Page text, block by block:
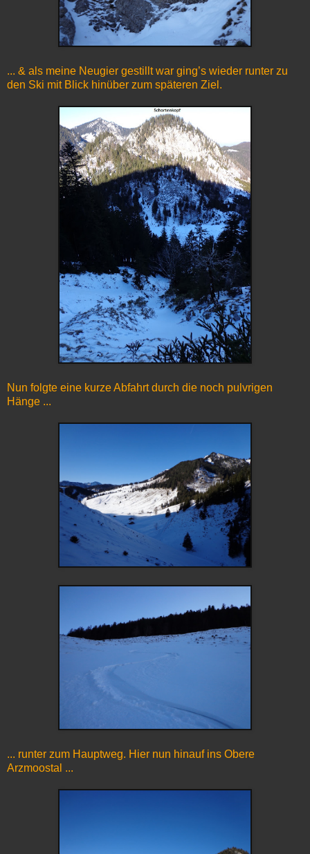
... & als meine Neugier gestillt war ging’s wieder runter zu
den Ski mit Blick hinüber zum späteren Ziel.
Nun folgte eine kurze Abfahrt durch die noch pulvrigen
Hänge ...
... runter zum Hauptweg. Hier nun hinauf ins Obere
Arzmoostal ...